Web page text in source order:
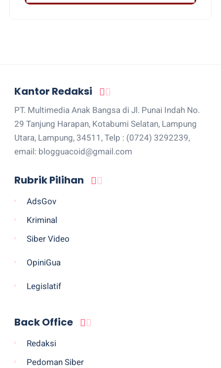
Kantor Redaksi
PT. Multimedia Anak Bangsa di Jl. Punai Indah No.
29 Tanjung Harapan, Kotabumi Selatan, Lampung
Utara, Lampung, 34511, Telp : (0724) 3292239,
email: blogguacoid@gmail.com
Rubrik Pilihan
AdsGov
Kriminal
Siber Video
OpiniGua
Legislatif
Back Office
Redaksi
Pedoman Siber